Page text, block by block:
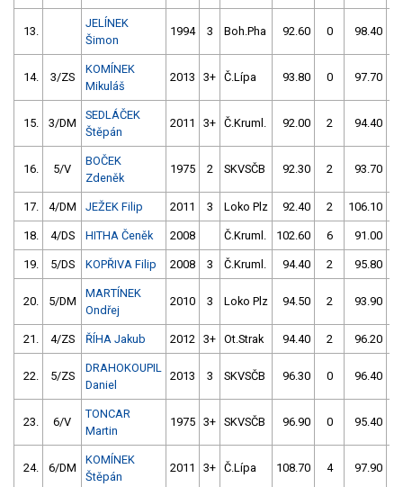
13.
JELÍNEK
Šimon
1994 3 Boh.Pha 92.60 0 98.40
14. 3/ZS
KOMÍNEK
Mikuláš
2013 3+ Č.Lípa 93.80 0 97.70
15. 3/DM
SEDLÁČEK
Štěpán
2011 3+ Č.Kruml. 92.00 2 94.40
16. 5/V
BOČEK
Zdeněk
1975 2 SKVSČB 92.30 2 93.70
17. 4/DM JEŽEK Filip 2011 3 Loko Plz 92.40 2 106.10
18. 4/DS HITHA Čeněk 2008 Č.Kruml. 102.60 6 91.00
19. 5/DS KOPŘIVA Filip 2008 3 Č.Kruml. 94.40 2 95.80
20. 5/DM
MARTÍNEK
Ondřej
2010 3 Loko Plz 94.50 2 93.90
21. 4/ZS ŘÍHA Jakub 2012 3+ Ot.Strak 94.40 2 96.20
22. 5/ZS
DRAHOKOUPIL
Daniel
2013 3 SKVSČB 96.30 0 96.40
23. 6/V
TONCAR
Martin
1975 3+ SKVSČB 96.90 0 95.40
24. 6/DM
KOMÍNEK
Štěpán
2011 3+ Č.Lípa 108.70 4 97.90